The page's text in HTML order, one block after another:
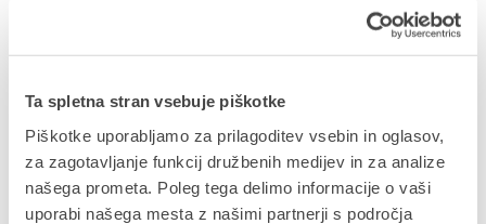
Ta spletna stran vsebuje piškotke
Piškotke uporabljamo za prilagoditev vsebin in oglasov,
za zagotavljanje funkcij družbenih medijev in za analize
našega prometa. Poleg tega delimo informacije o vaši
uporabi našega mesta z našimi partnerji s področja
Vprašanje pa je, ali jih vaše podjetje uporablja. Je
vaša poslovna infrastruktura pripravljena? Ali vaš
poslovni informacijski sistem to omogoča in ali
imate ustaljene delovne procese ter prakse, po
katerih lahko delo nemoteno teče, tudi če niste
fizično prisotni v pisarni.
Svetujemo vam, da se s podobnimi vprašanji
soočite tudi v svojem podjetju.